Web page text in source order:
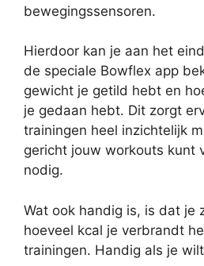
bewegingssensoren.
Hierdoor kan je aan het
de speciale Bowflex app
gewicht je getild hebt en
je gedaan hebt. Dit zorgt
trainingen heel inzichtelijk
gericht jouw workouts kunt
nodig.
Wat ook handig is, is dat je
hoeveel kcal je verbrandt
trainingen. Handig als je